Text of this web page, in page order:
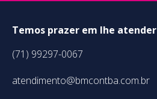
Temos prazer em lhe atender
(71) 99297-0067
atendimento@bmcontba.com.br